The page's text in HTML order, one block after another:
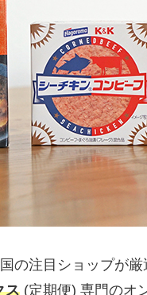
の注目ショップが厳
ス (定期便) 専門のオ